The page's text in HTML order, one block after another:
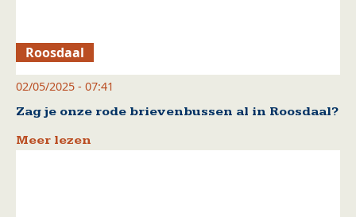
Roosdaal
02/05/2025 - 07:41
Zag je onze rode brievenbussen al in Roosdaal?
Meer lezen